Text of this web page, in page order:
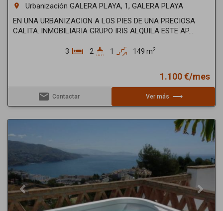
room
Urbanización GALERA PLAYA, 1, GALERA PLAYA
EN UNA URBANIZACION A LOS PIES DE UNA PRECIOSA
CALITA..INMOBILIARIA GRUPO IRIS ALQUILA ESTE AP...
3 2 1 149 m2
1.100 €/mes
email Contactar Ver más trending_flat
Next